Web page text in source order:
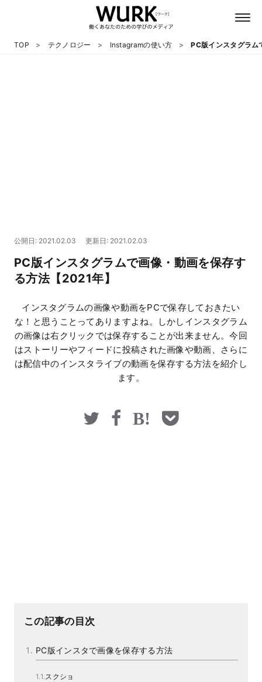
マネー
TOP テクノロジー Instagramの使い方 PC版インスタグラ
公開日: 2021.02.03 更新日: 2021.02.03
PC版インスタグラムで画像・動画を保存す
る方法【2021年】
インスタグラムの画像や動画をPCで保存しておきたい
な！と思うことってありますよね。しかしインスタグラム
の画像は右クリックでは保存することが出来ません。今回
はストーリーやフィードに投稿された画像や動画、さらに
は配信中のインスタライブの動画を保存する方法を紹介し
ます。
この記事の目次
PC版インスタで画像を保存する方法
スクショ